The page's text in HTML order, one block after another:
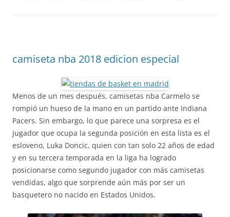
camiseta nba 2018 edicion especial
Menos de un mes después, camisetas nba Carmelo se
rompió un hueso de la mano en un partido ante Indiana
Pacers. Sin embargo, lo que parece una sorpresa es el
jugador que ocupa la segunda posición en esta lista es el
esloveno, Luka Doncic, quien con tan solo 22 años de edad
y en su tercera temporada en la liga ha logrado
posicionarse como segundo jugador con más camisetas
vendidas, algo que sorprende aún más por ser un
basquetero no nacido en Estados Unidos.